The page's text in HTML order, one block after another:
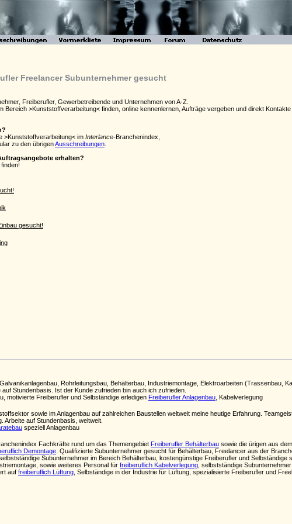
Freelancer Subunternehmer gesucht
Freiberufler, Gewerbetreibende und Unternehmen von A-Z.
Bereich >Kunststoffverarbeitung< finden, online kennenlernen, Aufträge vergeben und direkt
>Kunststoffverarbeitung< im Interlance-Branchenindex,
zu den übrigenAusschreibungen
erhalten?
Rohrleitungsbau, Behälterbau, Industriemontage, Elektroarbeiten (Trassenbau,
Stundenbasis. Ist der Kunde zufrieden bin auch ich zufrieden.
motivierte Freiberufler und Selbständige erledigen Freiberufler Anlagenbau , Kabelverlegung
sowie im Anlagenbau auf zahlreichen Baustellen weltweit meine heutige Erfahrung.
auf Stundenbasis, weltweit.
speziell Anlagenbau
Fachkräfte rund um das Themengebiet Freiberufler Behälterbau sowie die ürigen aus
Demontage . Qualifizierte Subunternehmer gesucht für Behälterbau, Freelancer aus der
Subunternehmer im Bereich Behälterbau, kostengünstige Freiberufler und Selbständige
sowie weiteres Personal für freiberuflich Kabelverlegung , selbstständige
auf freiberuflich Lüftung , Selbständige in der Industrie für Lüftung, spezialisierte Freiberufler und